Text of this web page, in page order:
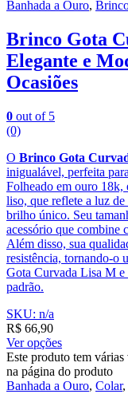
Banhada a Ouro,
Brinco Gota
Elegante e
Ocasiões
0 out of 5
(0)
O Brinco Gota
inigualável, perfeita
Folheado em ouro 18k,
liso, que reflete a luz
brilho único. Seu
acessório que combine
Além disso, sua
resistência, tornando-o
Gota Curvada Lisa M e
padrão.
SKU: n/a
R$ 66,90
Ver opções
Este produto tem várias
na página do produto
Banhada a Ouro, Colar,